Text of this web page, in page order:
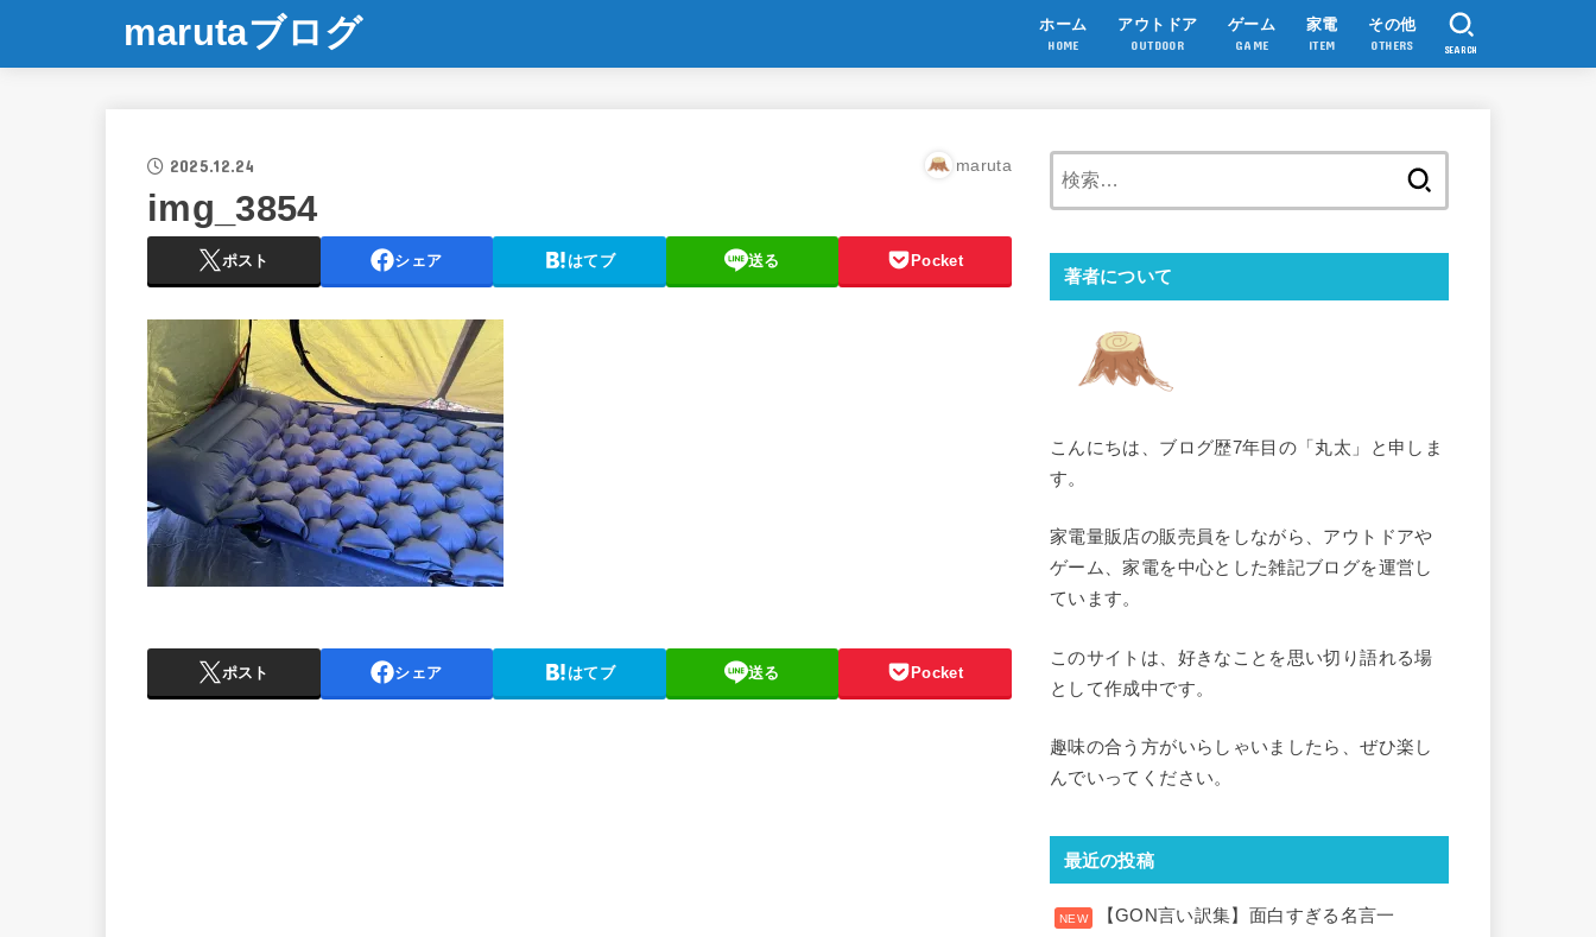
marutaブログ ホーム
HOME
アウトドア
OUTDOOR
ゲーム
GAME
家電
ITEM
その他
OTHERS SEARCH
2025.12.24 maruta
img_3854
ポスト シェア はてブ 送る Pocket
ポスト シェア はてブ 送る Pocket
著者について
こんにちは、ブログ歴7年目の「丸太」と申しま
す。
家電量販店の販売員をしながら、アウトドアや
ゲーム、家電を中心とした雑記ブログを運営し
ています。
このサイトは、好きなことを思い切り語れる場
として作成中です。
趣味の合う方がいらしゃいましたら、ぜひ楽し
んでいってください。
最近の投稿
【GON言い訳集】面白すぎる名言一